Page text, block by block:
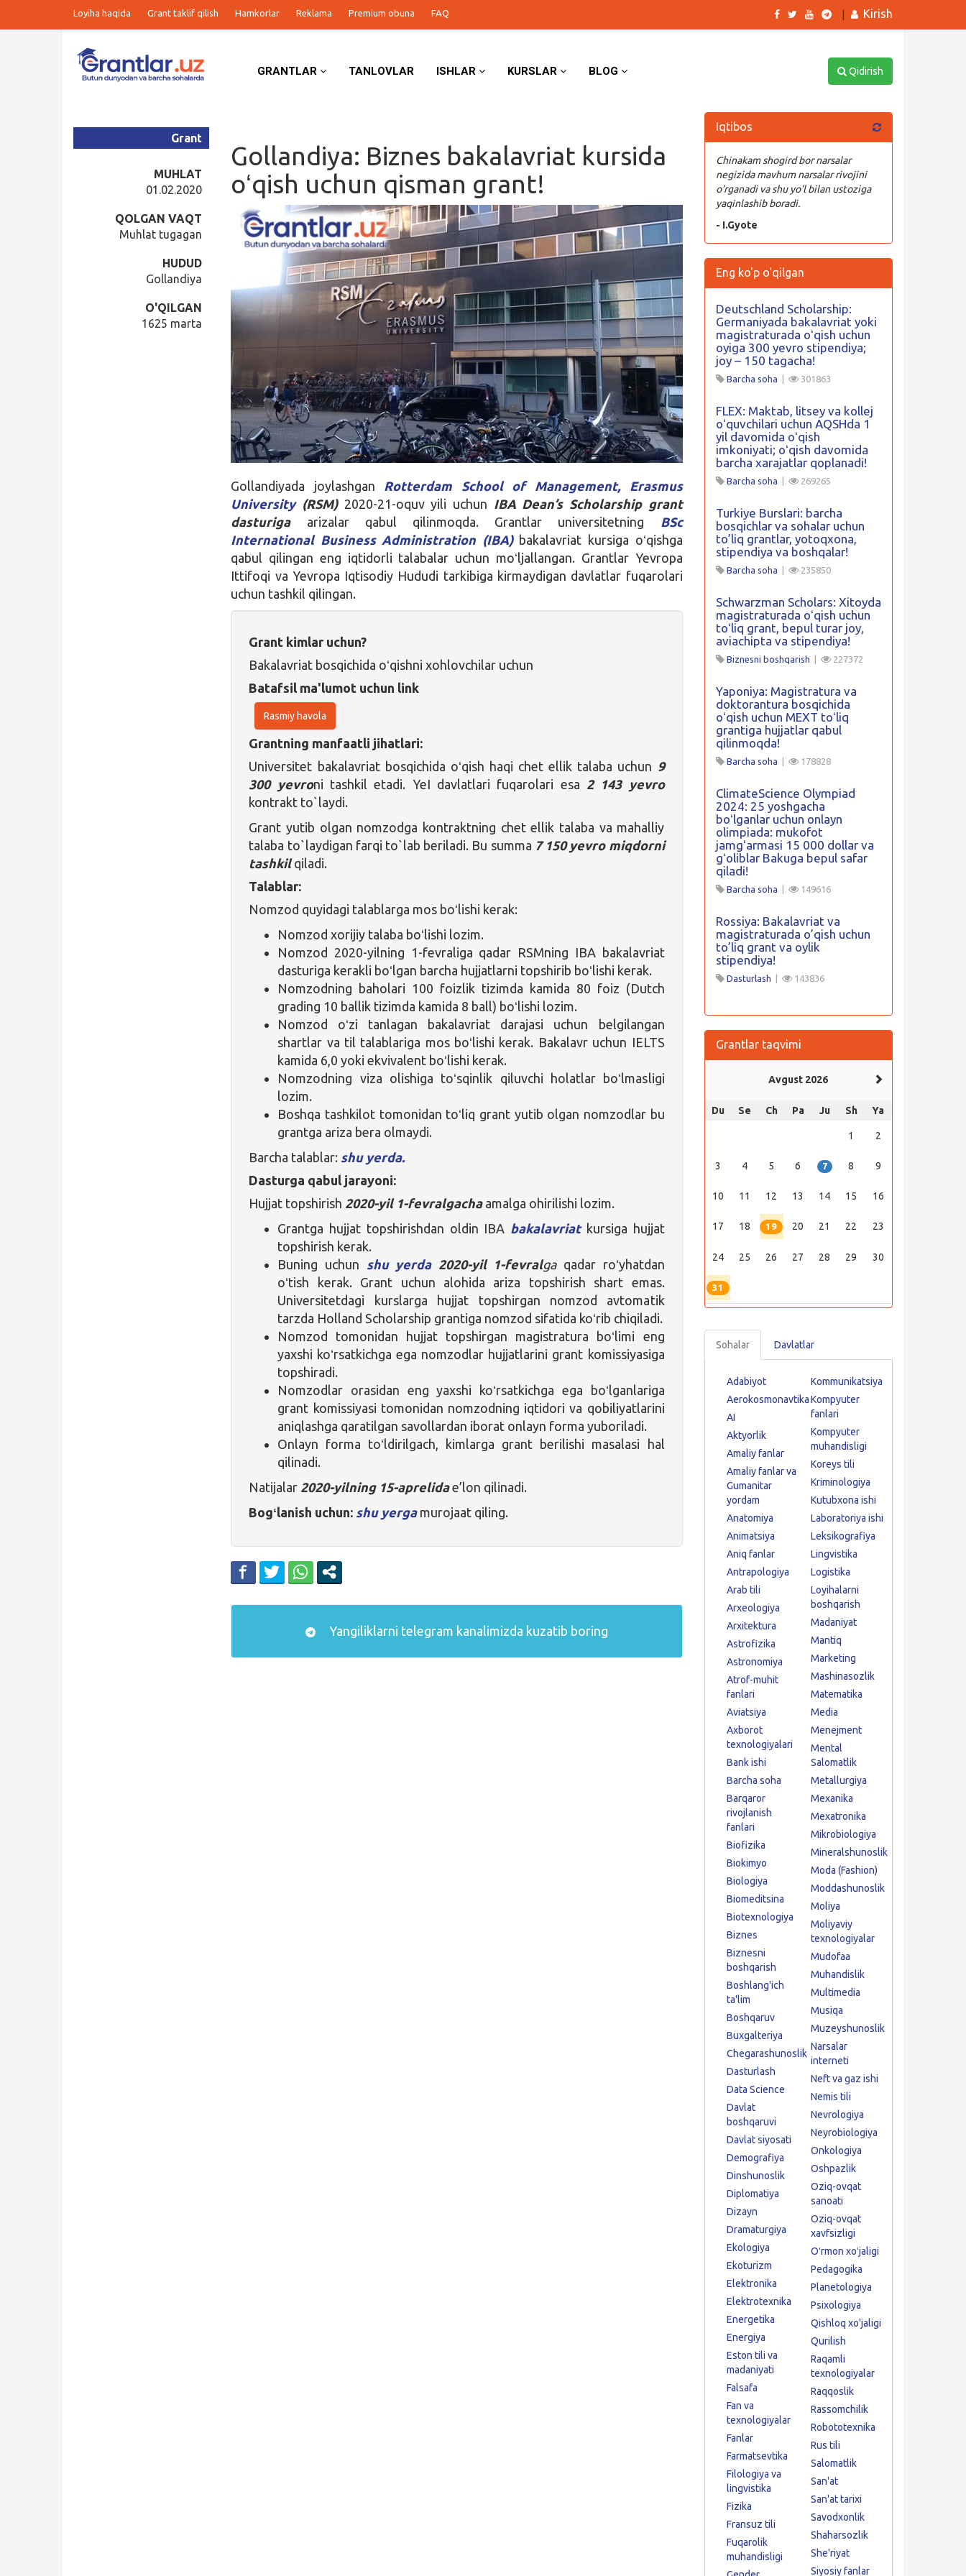
Loyiha haqida Grant taklif qilish Hamkorlar Reklama Premium obuna FAQ Kirish
GRANTLAR TANLOVLAR ISHLAR KURSLAR BLOG Qidirish
Gollandiya: Biznes bakalavriat kursida
oʻqish uchun qisman grant!
Grant
MUHLAT
01.02.2020
QOLGAN VAQT
Muhlat tugagan
HUDUD
Gollandiya
O'QILGAN
1625 marta
Gollandiyada joylashgan Rotterdam School of Management, Erasmus
University (RSM)2020-21-oquv yili uchun IBA Dean’s Scholarship grant
dasturigaarizalar qabul qilinmoqda. Grantlar universitetning
BSc
International Business Administration (IBA)bakalavriat kursiga oʻqishga
qabul qilingan eng iqtidorli talabalar uchun moʻljallangan. Grantlar Yevropa
Ittifoqi va Yevropa Iqtisodiy Hududi tarkibiga kirmaydigan davlatlar fuqarolari
uchun tashkil qilingan.
Grant kimlar uchun?
Bakalavriat bosqichida oʻqishni xohlovchilar uchun
Batafsil ma'lumot uchun link
Rasmiy havola
Grantning manfaatli jihatlari:
Universitet bakalavriat bosqichida oʻqish haqi chet ellik talaba uchun 9
300 yevroni tashkil etadi. YeI davlatlari fuqarolari esa 2 143 yevro
kontrakt to`laydi.
Grant yutib olgan nomzodga kontraktning chet ellik talaba va mahalliy
talaba to`laydigan farqi to`lab beriladi. Bu summa 7 150 yevro miqdorni
tashkilqiladi.
Talablar:
Nomzod quyidagi talablarga mos boʻlishi kerak:
Nomzod xorijiy talaba boʻlishi lozim.
Nomzod 2020-yilning 1-fevraliga qadar RSMning IBA bakalavriat
dasturiga kerakli boʻlgan barcha hujjatlarni topshirib boʻlishi kerak.
Nomzodning baholari 100 foizlik tizimda kamida 80 foiz (Dutch
grading 10 ballik tizimda kamida 8 ball) boʻlishi lozim.
Nomzod oʻzi tanlagan bakalavriat darajasi uchun belgilangan
shartlar va til talablariga mos boʻlishi kerak. Bakalavr uchun IELTS
kamida 6,0 yoki ekvivalent boʻlishi kerak.
Nomzodning viza olishiga toʻsqinlik qiluvchi holatlar boʻlmasligi
lozim.
Boshqa tashkilot tomonidan toʻliq grant yutib olgan nomzodlar bu
grantga ariza bera olmaydi.
Barcha talablar: shu yerda.
Dasturga qabul jarayoni:
Hujjat topshirish 2020-yil 1-fevralgacha amalga ohirilishi lozim.
Grantga hujjat topshirishdan oldin IBA bakalavriatkursiga hujjat
topshirish kerak.
Buning uchun shu yerda 2020-yil 1-fevralgaqadar roʻyhatdan
oʻtish kerak. Grant uchun alohida ariza topshirish shart emas.
Universitetdagi kurslarga hujjat topshirgan nomzod avtomatik
tarzda Holland Scholarship grantiga nomzod sifatida koʻrib chiqiladi.
Nomzod tomonidan hujjat topshirgan magistratura boʻlimi eng
yaxshi koʻrsatkichga ega nomzodlar hujjatlarini grant komissiyasiga
topshiradi.
Nomzodlar orasidan eng yaxshi koʻrsatkichga ega boʻlganlariga
grant komissiyasi tomonidan nomzodning iqtidori va qobiliyatlarini
aniqlashga qaratilgan savollardan iborat onlayn forma yuboriladi.
Onlayn forma toʻldirilgach, kimlarga grant berilishi masalasi hal
qilinadi.
Natijalar 2020-yilning 15-aprelidae’lon qilinadi.
Bogʻlanish uchun: shu yergamurojaat qiling.
Yangiliklarni telegram kanalimizda kuzatib boring
Iqtibos
Chinakam shogird bor narsalar
negizida mavhum narsalar rivojini
o’rganadi va shu yo’l bilan ustoziga
yaqinlashib boradi.
- I.Gyote
Eng ko'p o'qilgan
Deutschland Scholarship:
Germaniyada bakalavriat yoki
magistraturada oʻqish uchun
oyiga 300 yevro stipendiya;
joy – 150 tagacha!
Barcha soha 301863
FLEX: Maktab, litsey va kollej
oʻquvchilari uchun AQSHda 1
yil davomida oʻqish
imkoniyati; oʻqish davomida
barcha xarajatlar qoplanadi!
Barcha soha 269265
Turkiye Burslari: barcha
bosqichlar va sohalar uchun
to’liq grantlar, yotoqxona,
stipendiya va boshqalar!
Barcha soha 235850
Schwarzman Scholars: Xitoyda
magistraturada oʻqish uchun
toʻliq grant, bepul turar joy,
aviachipta va stipendiya!
Biznesni boshqarish 227372
Yaponiya: Magistratura va
doktorantura bosqichida
oʻqish uchun MEXT toʻliq
grantiga hujjatlar qabul
qilinmoqda!
Barcha soha 178828
ClimateScience Olympiad
2024: 25 yoshgacha
boʻlganlar uchun onlayn
olimpiada: mukofot
jamgʻarmasi 15 000 dollar va
gʻoliblar Bakuga bepul safar
qiladi!
Barcha soha 149616
Rossiya: Bakalavriat va
magistraturada o’qish uchun
to’liq grant va oylik
stipendiya!
Dasturlash 143836
Grantlar taqvimi
Avgust 2026
Du Se Ch Pa Ju Sh Ya
1 2
3 4 5 6 7 8 9
10 11 12 13 14 15 16
17 18 19 20 21 22 23
24 25 26 27 28 29 30
31
Sohalar Davlatlar
Adabiyot
Aerokosmonavtika
AI
Aktyorlik
Amaliy fanlar
Amaliy fanlar va
Gumanitar
yordam
Anatomiya
Animatsiya
Aniq fanlar
Antrapologiya
Arab tili
Arxeologiya
Arxitektura
Astrofizika
Astronomiya
Atrof-muhit
fanlari
Aviatsiya
Axborot
texnologiyalari
Bank ishi
Barcha soha
Barqaror
rivojlanish
fanlari
Biofizika
Biokimyo
Biologiya
Biomeditsina
Biotexnologiya
Biznes
Biznesni
boshqarish
Boshlang'ich
ta'lim
Boshqaruv
Buxgalteriya
Chegarashunoslik
Dasturlash
Data Science
Davlat
boshqaruvi
Davlat siyosati
Demografiya
Dinshunoslik
Diplomatiya
Dizayn
Dramaturgiya
Ekologiya
Ekoturizm
Elektronika
Elektrotexnika
Energetika
Energiya
Eston tili va
madaniyati
Falsafa
Fan va
texnologiyalar
Fanlar
Farmatsevtika
Filologiya va
lingvistika
Fizika
Fransuz tili
Fuqarolik
muhandisligi
Kommunikatsiya
Kompyuter
fanlari
Kompyuter
muhandisligi
Koreys tili
Kriminologiya
Kutubxona ishi
Laboratoriya ishi
Leksikografiya
Lingvistika
Logistika
Loyihalarni
boshqarish
Madaniyat
Mantiq
Marketing
Mashinasozlik
Matematika
Media
Menejment
Mental
Salomatlik
Metallurgiya
Mexanika
Mexatronika
Mikrobiologiya
Mineralshunoslik
Moda (Fashion)
Moddashunoslik
Moliya
Moliyaviy
texnologiyalar
Mudofaa
Muhandislik
Multimedia
Musiqa
Muzeyshunoslik
Narsalar
interneti
Neft va gaz ishi
Nemis tili
Nevrologiya
Neyrobiologiya
Onkologiya
Oshpazlik
Oziq-ovqat
sanoati
Oziq-ovqat
xavfsizligi
Oʻrmon xoʻjaligi
Pedagogika
Planetologiya
Psixologiya
Qishloq xo'jaligi
Qurilish
Raqamli
texnologiyalar
Raqqoslik
Rassomchilik
Robototexnika
Rus tili
Salomatlik
San'at
San'at tarixi
Savodxonlik
Shaharsozlik
She'riyat
Siyosiy fanlar